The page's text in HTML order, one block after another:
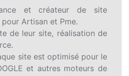
et créateur de site
Artisan et Pme.
de leur site, réalisation de
site est optimisé pour le
et autres moteurs de